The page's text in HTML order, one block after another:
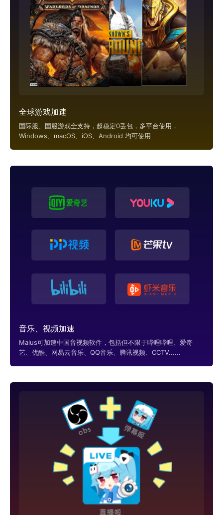
全球游戏加速
国际服、国服游戏全支持，超稳定0丢包，多平台使用，
Windows、macOS、iOS、Android 均可使用
音乐、视频加速
Malus可加速中国音视频软件，包括但不限于哔哩哔哩、爱奇
艺、优酷、网易云音乐、QQ音乐、腾讯视频、CCTV......